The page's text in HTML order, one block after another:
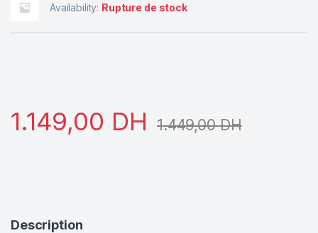
Availability: Rupture de stock
1.149,00 DH 1.449,00DH
Description